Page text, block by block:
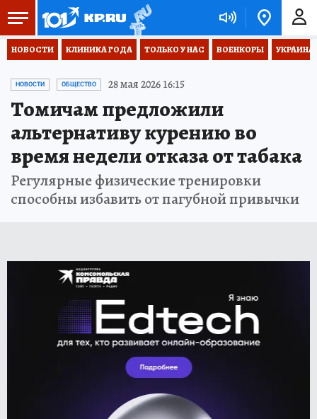
НОВОСТИ КЛИНИКА ГОДА ТОЛЬКО У НАС ВОЕНКОРЫ
НОВОСТИ ОБЩЕСТВО 28 мая 2026 16:15
Томичам предложили
альтернативу курению во
время недели отказа от табака
Регулярные физические тренировки
способны избавить от пагубной привычки